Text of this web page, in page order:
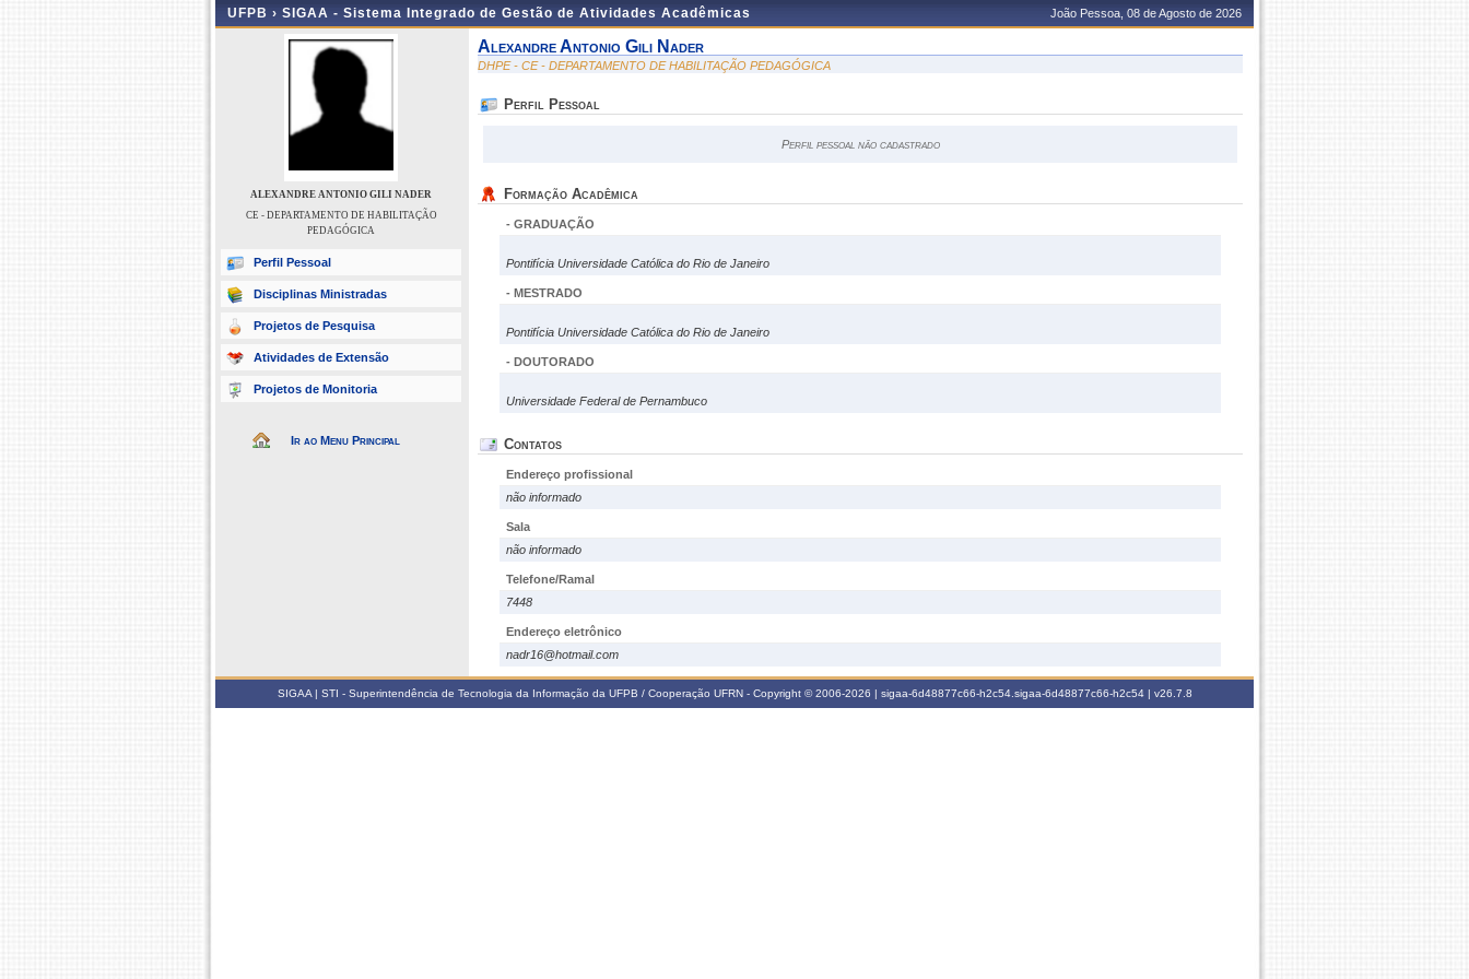
UFPB › SIGAA - Sistema Integrado de Gestão de Atividades Acadêmicas João Pessoa, 08 de Agosto de 2026
ALEXANDRE ANTONIO GILI NADER
CE - DEPARTAMENTO DE HABILITAÇÃO
PEDAGÓGICA
Perfil Pessoal
Disciplinas Ministradas
Projetos de Pesquisa
Atividades de Extensão
Projetos de Monitoria
Ir ao Menu Principal
Alexandre Antonio Gili Nader
DHPE - CE - DEPARTAMENTO DE HABILITAÇÃO PEDAGÓGICA
Perfil Pessoal
Perfil pessoal não cadastrado
Formação Acadêmica
- GRADUAÇÃO
Pontifícia Universidade Católica do Rio de Janeiro
- MESTRADO
Pontifícia Universidade Católica do Rio de Janeiro
- DOUTORADO
Universidade Federal de Pernambuco
Contatos
Endereço profissional
não informado
Sala
não informado
Telefone/Ramal
7448
Endereço eletrônico
nadr16@hotmail.com
SIGAA | STI - Superintendência de Tecnologia da Informação da UFPB / Cooperação UFRN - Copyright © 2006-2026 | sigaa-6d48877c66-h2c54.sigaa-6d48877c66-h2c54 | v26.7.8